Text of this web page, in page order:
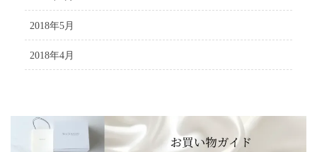
2018年5月
2018年4月